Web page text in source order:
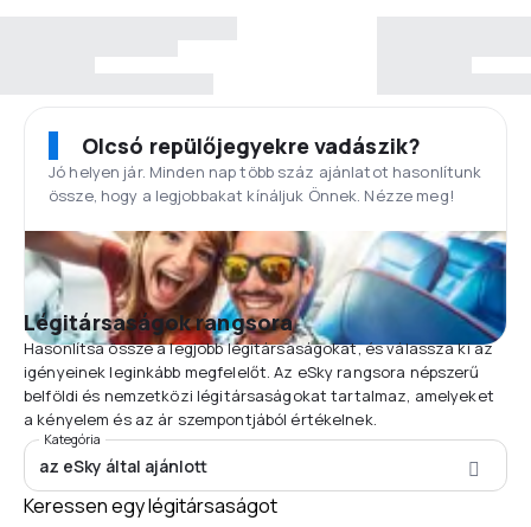
Olcsó repülőjegyekre vadászik?
Jó helyen jár. Minden nap több száz ajánlatot hasonlítunk
össze, hogy a legjobbakat kínáljuk Önnek. Nézze meg!
Légitársaságok rangsora
Hasonlítsa össze a legjobb légitársaságokat, és válassza ki az
igényeinek leginkább megfelelőt. Az eSky rangsora népszerű
belföldi és nemzetközi légitársaságokat tartalmaz, amelyeket
a kényelem és az ár szempontjából értékelnek.
Kategória
az eSky által ajánlott
Keressen egy légitársaságot